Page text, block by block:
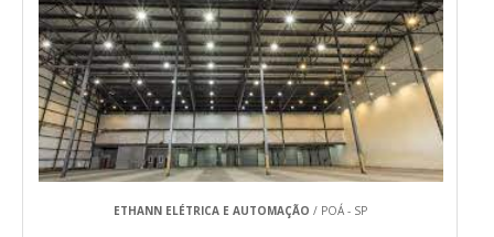
ETHANN ELÉTRICA E AUTOMAÇÃO / POÁ - SP